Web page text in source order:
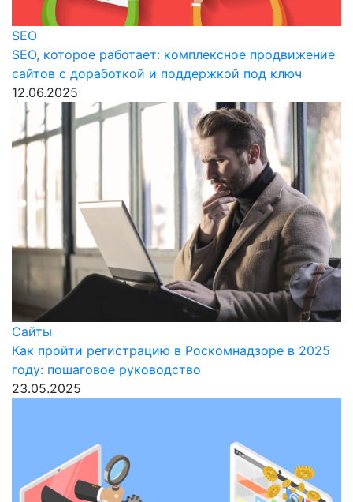
SEO
SEO, которое работает: комплексное продвижение
сайтов с доработкой и поддержкой под ключ
12.06.2025
Сайты
Как пройти регистрацию в Роскомнадзоре в 2025
году: пошаговое руководство
23.05.2025